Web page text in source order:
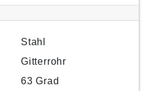
Stahl
Gitterrohr
63 Grad